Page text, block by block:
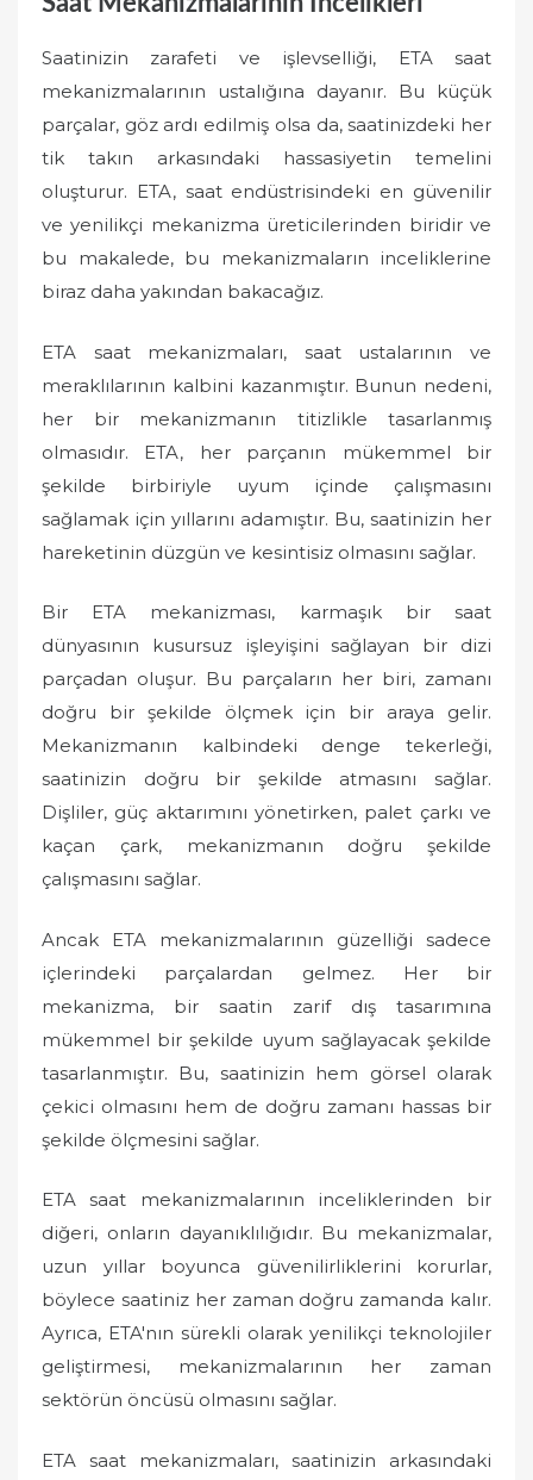
Saatinizin zarafeti ve işlevselliği, ETA saat
mekanizmalarının ustalığına dayanır. Bu küçük
parçalar, göz ardı edilmiş olsa da, saatinizdeki her
tik takın arkasındaki hassasiyetin temelini
oluşturur. ETA, saat endüstrisindeki en güvenilir
ve yenilikçi mekanizma üreticilerinden biridir ve
bu makalede, bu mekanizmaların inceliklerine
biraz daha yakından bakacağız.
ETA saat mekanizmaları, saat ustalarının ve
meraklılarının kalbini kazanmıştır. Bunun nedeni,
her bir mekanizmanın titizlikle tasarlanmış
olmasıdır. ETA, her parçanın mükemmel bir
şekilde birbiriyle uyum içinde çalışmasını
sağlamak için yıllarını adamıştır. Bu, saatinizin her
hareketinin düzgün ve kesintisiz olmasını sağlar.
Bir ETA mekanizması, karmaşık bir saat
dünyasının kusursuz işleyişini sağlayan bir dizi
parçadan oluşur. Bu parçaların her biri, zamanı
doğru bir şekilde ölçmek için bir araya gelir.
Mekanizmanın kalbindeki denge tekerleği,
saatinizin doğru bir şekilde atmasını sağlar.
Dişliler, güç aktarımını yönetirken, palet çarkı ve
kaçan çark, mekanizmanın doğru şekilde
çalışmasını sağlar.
Ancak ETA mekanizmalarının güzelliği sadece
içlerindeki parçalardan gelmez. Her bir
mekanizma, bir saatin zarif dış tasarımına
mükemmel bir şekilde uyum sağlayacak şekilde
tasarlanmıştır. Bu, saatinizin hem görsel olarak
çekici olmasını hem de doğru zamanı hassas bir
şekilde ölçmesini sağlar.
ETA saat mekanizmalarının inceliklerinden bir
diğeri, onların dayanıklılığıdır. Bu mekanizmalar,
uzun yıllar boyunca güvenilirliklerini korurlar,
böylece saatiniz her zaman doğru zamanda kalır.
Ayrıca, ETA'nın sürekli olarak yenilikçi teknolojiler
geliştirmesi, mekanizmalarının her zaman
sektörün öncüsü olmasını sağlar.
ETA saat mekanizmaları, saatinizin arkasındaki